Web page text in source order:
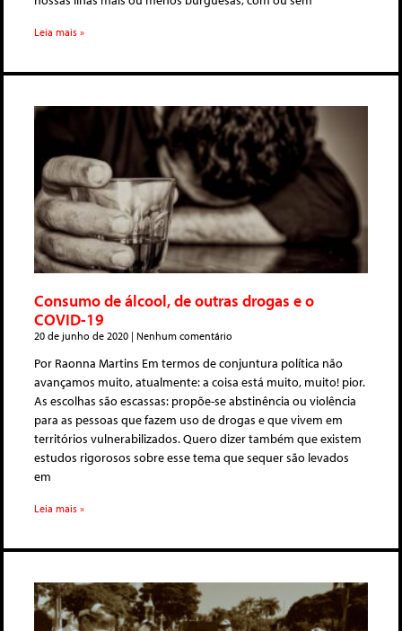
Leia mais »
Consumo de álcool, de outras drogas e o
COVID-19
20 de junho de 2020 Nenhum comentário
Por Raonna Martins Em termos de conjuntura política não
avançamos muito, atualmente: a coisa está muito, muito! pior.
As escolhas são escassas: propõe-se abstinência ou violência
para as pessoas que fazem uso de drogas e que vivem em
territórios vulnerabilizados. Quero dizer também que existem
estudos rigorosos sobre esse tema que sequer são levados
em
Leia mais »